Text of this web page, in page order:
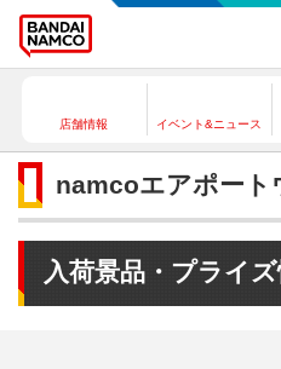
店舗情報 イベント&ニュース
namcoエアポート
入荷景品・プライ